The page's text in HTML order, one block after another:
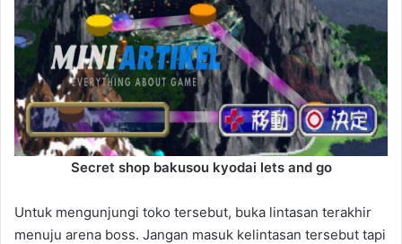
Secret shop bakusou kyodai lets and go
Untuk mengunjungi toko tersebut, buka lintasan terakhir
menuju arena boss. Jangan masuk kelintasan tersebut tapi